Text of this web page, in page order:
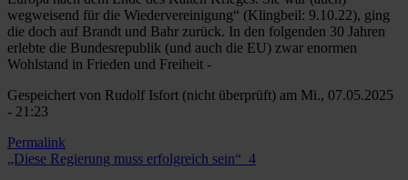
wegweisend für die Wiedervereinigung“ (Klingbeil: 9.10.22), ging
die doch auf Brandt und Bahr zurück. In den folgenden 30 Jahren
erlebte die Bundesrepublik (und auch die EU) zwar enormen
Wohlstand in Frieden und Freiheit -
Gespeichert von Rudolf Isfort (nicht überprüft) am Mi., 07.05.2025
- 21:23
Permalink
„Diese Regierung muss erfolgreich sein“_4